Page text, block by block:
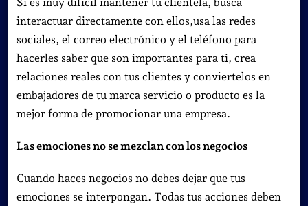
interactuar directamente con ellos,usa las redes
sociales, el correo electrónico y el teléfono para
hacerles saber que son importantes para ti, crea
relaciones reales con tus clientes y conviertelos en
embajadores de tu marca servicio o producto es la
mejor forma de promocionar una empresa.
Las emociones no se mezclan con los negocios
Cuando haces negocios no debes dejar que tus
emociones se interpongan. Todas tus acciones deben